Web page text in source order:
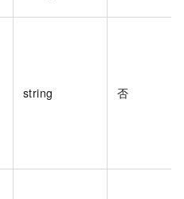
string 否